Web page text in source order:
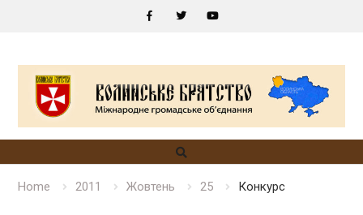
content
Home 2011 Жовтень 25 Конкурс